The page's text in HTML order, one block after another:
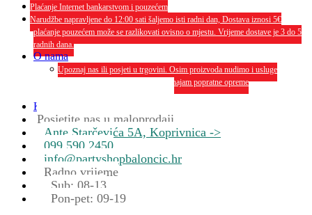
Plaćanje Internet bankarstvom i pouzećem
Narudžbe napravljene do 12:00 sati šaljemo isti radni dan, Dostava iznosi 5€
plaćanje pouzećem može se razlikovati ovisno o mjestu. Vrijeme dostave je 3 do 5
radnih dana.
O nama
Upoznaj nas ili posjeti u trgovini. Osim proizvoda nudimo i usluge
dekoriranja interijera i eksterija te najam popratne opreme
Kontakt
Posjetite nas u maloprodaji
Ante Starčevića 5A, Koprivnica ->
099 590 2450
info@partyshopbaloncic.hr
Radno vrijeme
Sub: 08-13
Pon-pet: 09-19